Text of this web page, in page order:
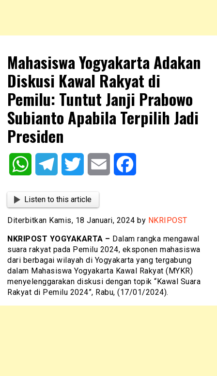
NKRIPOST
Mahasiswa Yogyakarta Adakan
Diskusi Kawal Rakyat di
Pemilu: Tuntut Janji Prabowo
Subianto Apabila Terpilih Jadi
Presiden
WhatsAppTelegram Twitter Email
Listen to this article
Diterbitkan Kamis, 18 Januari, 2024 by NKRIPOST
NKRIPOST YOGYAKARTA – Dalam rangka mengawal
suara rakyat pada Pemilu 2024, eksponen mahasiswa
dari berbagai wilayah di Yogyakarta yang tergabung
dalam Mahasiswa Yogyakarta Kawal Rakyat (MYKR)
menyelenggarakan diskusi dengan topik “Kawal Suara
Rakyat di Pemilu 2024”, Rabu, (17/01/2024).